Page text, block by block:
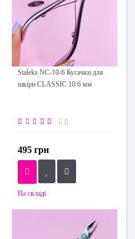
Staleks NC-10-6 Кусачки для
шкіри CLASSIC 10 6 мм
0
495 грн
На складі